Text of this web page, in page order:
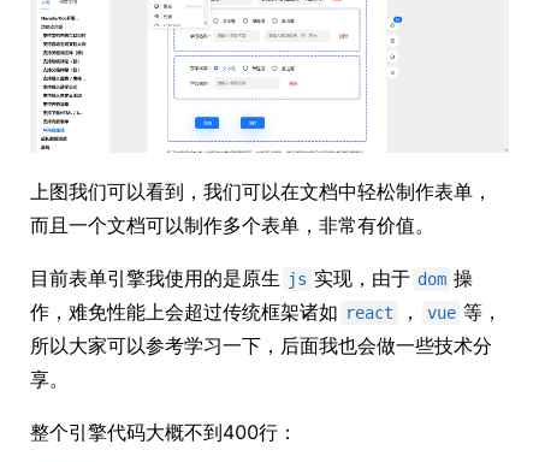
上图我们可以看到，我们可以在文档中轻松制作表单，
而且一个文档可以制作多个表单，非常有价值。
目前表单引擎我使用的是原生 js 实现，由于 dom 操
作，难免性能上会超过传统框架诸如 react ， vue 等，
所以大家可以参考学习一下，后面我也会做一些技术分
享。
整个引擎代码大概不到400行：